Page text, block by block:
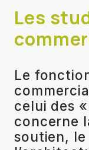
Les
Le
celui des
concerne
soutien, le